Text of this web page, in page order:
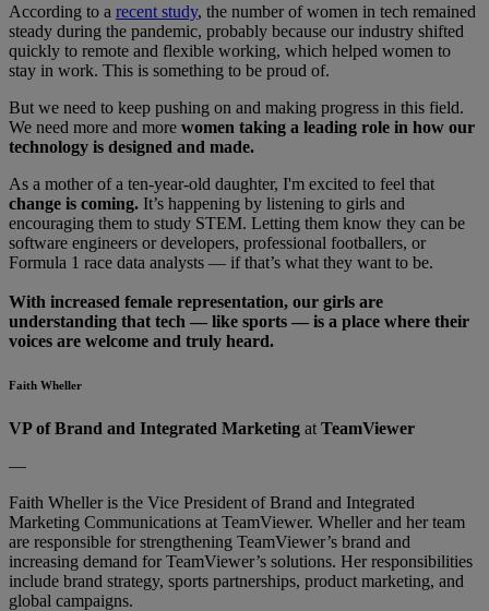
According to a recent study, the number of women in tech remained
steady during the pandemic, probably because our industry shifted
quickly to remote and flexible working, which helped women to
stay in work. This is something to be proud of.
But we need to keep pushing on and making progress in this field.
We need more and more women taking a leading role in how our
technology is designed and made.
As a mother of a ten-year-old daughter, I'm excited to feel that
change is coming. It’s happening by listening to girls and
encouraging them to study STEM. Letting them know they can be
software engineers or developers, professional footballers, or
Formula 1 race data analysts — if that’s what they want to be.
With increased female representation, our girls are
understanding that tech — like sports — is a place where their
voices are welcome and truly heard.
Faith Wheller
VP of Brand and Integrated Marketing at TeamViewer
—
Faith Wheller is the Vice President of Brand and Integrated
Marketing Communications at TeamViewer. Wheller and her team
are responsible for strengthening TeamViewer’s brand and
increasing demand for TeamViewer’s solutions. Her responsibilities
include brand strategy, sports partnerships, product marketing, and
global campaigns.